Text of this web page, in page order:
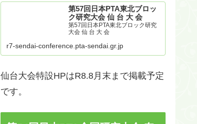
第57回日本PTA東北ブロッ
ク研究大会 仙 台 大 会
第57回日本PTA東北ブロック研究
大会 仙 台 大 会
r7-sendai-conference.pta-sendai.gr.jp
仙台大会特設HPはR8.8月末まで掲載予定
です。